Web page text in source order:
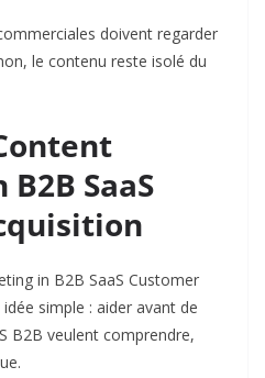
doivent regarder
le contenu reste isolé du
SaaS
in B2B SaaS Customer
simple : aider avant de
B2B veulent comprendre,